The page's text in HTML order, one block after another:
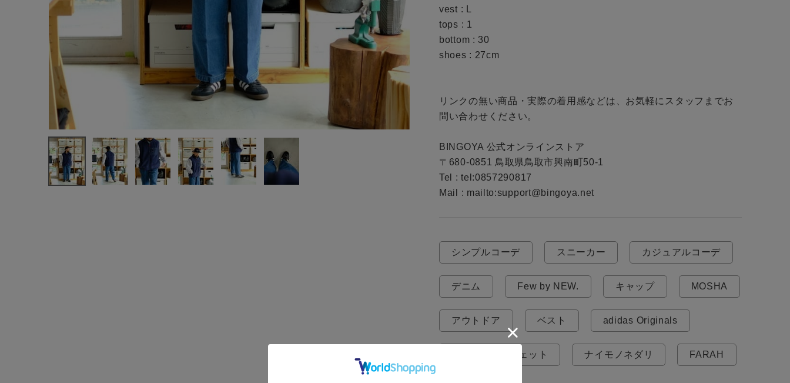
新規会員登録
お問い合わせ
vest : L
tops : 1
bottom : 30
shoes : 27cm
リンクの無い商品・実際の着用感などは、お気軽にスタッフまでお
問い合わせください。
BINGOYA 公式オンラインストア
〒680-0851 鳥取県鳥取市興南町50-1
Tel : tel:0857290817
Mail : mailto:support@bingoya.net
シンプルコーデ スニーカー カジュアルコーデ
デニム Few by NEW. キャップ MOSHA
アウトドア ベスト adidas Originals
パーカー / スウェット ナイモノネダリ FARAH